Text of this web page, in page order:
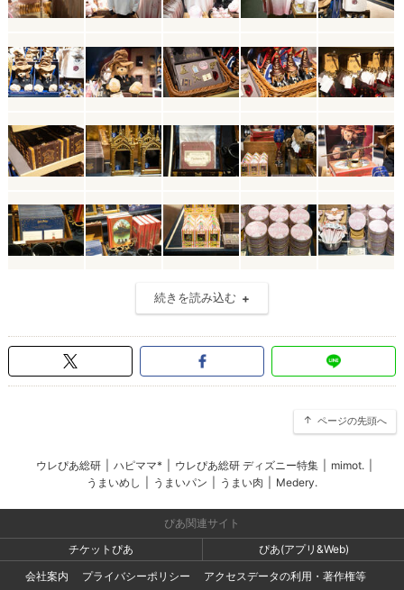
続きを読み込む
ページの先頭へ
ウレぴあ総研 ハピママ* ウレぴあ総研 ディズニー特集 mimot.
うまいめし
うまいパン うまい肉 Medery.
ぴあ関連サイト
チケットぴあ
ぴあ(アプリ&Web)
会社案内
プライバシーポリシー アクセスデータの利用・著作権等